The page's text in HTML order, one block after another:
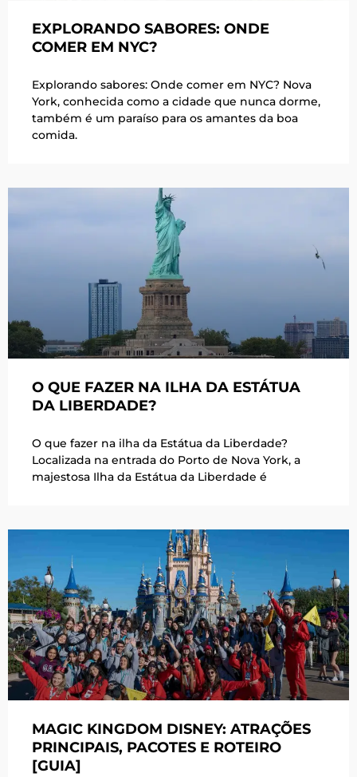
EXPLORANDO SABORES: ONDE
COMER EM NYC?
Explorando sabores: Onde comer em NYC? Nova
York, conhecida como a cidade que nunca dorme,
também é um paraíso para os amantes da boa
comida.
O QUE FAZER NA ILHA DA ESTÁTUA
DA LIBERDADE?
O que fazer na ilha da Estátua da Liberdade?
Localizada na entrada do Porto de Nova York, a
majestosa Ilha da Estátua da Liberdade é
MAGIC KINGDOM DISNEY: ATRAÇÕES
PRINCIPAIS, PACOTES E ROTEIRO
[GUIA]